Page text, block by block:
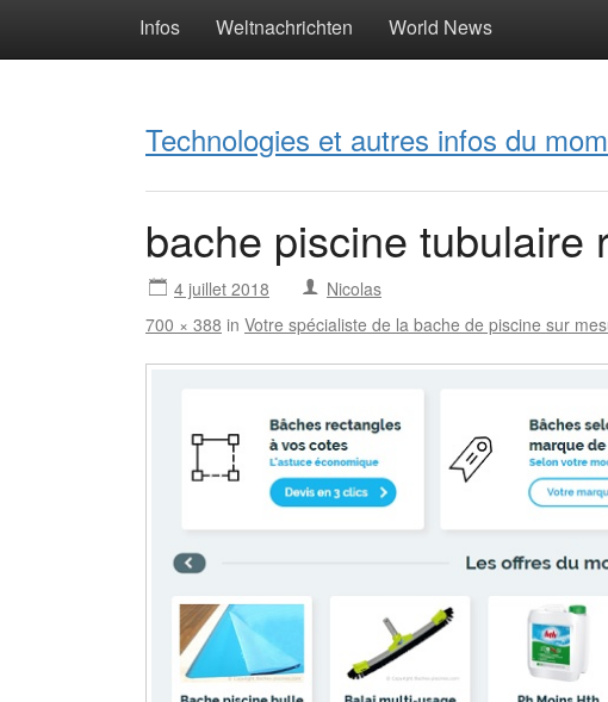
Infos Weltnachrichten World News
Technologies et autres infos du
bache piscine tubulaire
4 juillet 2018
Nicolas
700 × 388 in Votre spécialiste de la bache de piscine sur